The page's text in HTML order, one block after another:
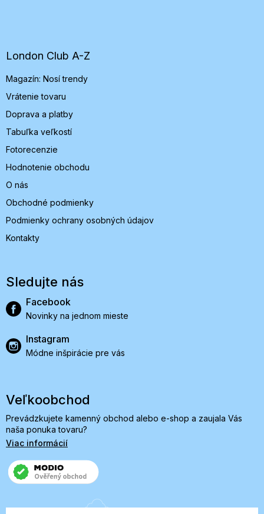
e
London Club A-Z
Magazín: Nosí trendy
Vrátenie tovaru
Doprava a platby
Tabuľka veľkostí
Fotorecenzie
Hodnotenie obchodu
O nás
Obchodné podmienky
Podmienky ochrany osobných údajov
Kontakty
Sledujte nás
Facebook
Novinky na jednom mieste
Instagram
Módne inšpirácie pre vás
Veľkoobchod
Prevádzkujete kamenný obchod alebo e-shop a zaujala Vás
naša ponuka tovaru?
Viac informácií